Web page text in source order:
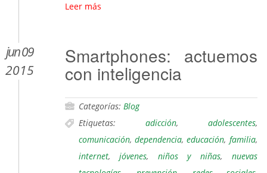
Leer más
jun 09
2015
Smartphones: actuemos
con inteligencia
Categorías: Blog
Etiquetas: adicción, adolescentes,
comunicación,dependencia,educación, familia,
internet,jóvenes, niños y niñas, nuevas